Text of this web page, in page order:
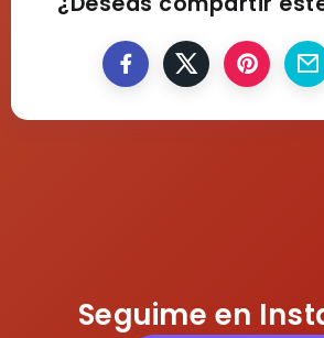
Seguime en